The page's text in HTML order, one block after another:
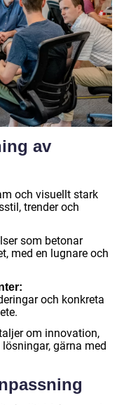
av
och visuellt stark
trender och
som betonar
med en lugnare och
och konkreta
om innovation,
gärna med